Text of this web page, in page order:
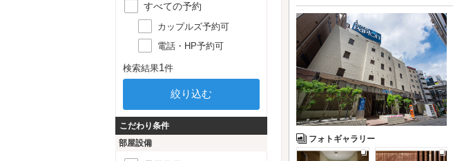
フォトギャラリー
すべての予約
カップルズ予約可
電話・HP予約可
検索結果1件
こだわり条件
部屋設備